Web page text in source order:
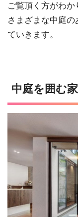
ご覧頂く方がわ
さまざまな中庭
ていきます。
中庭を囲む